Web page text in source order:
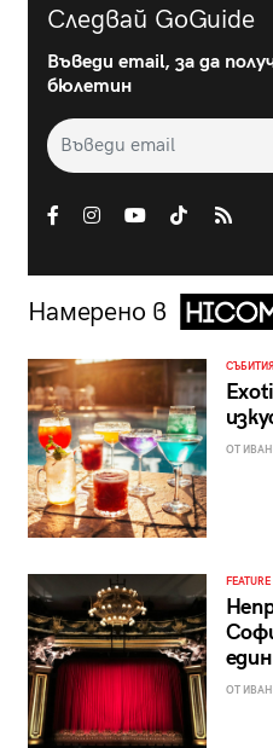
Следвай GoGuide
Въведи email, за да
бюлетин
Намерено в
СЪБИТИЯ
ОТ
FEATURE
ОТ